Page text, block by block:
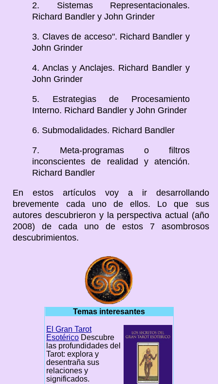
2. Sistemas Representacionales.
Richard Bandler y John Grinder
3. Claves de acceso". Richard Bandler y
John Grinder
4. Anclas y Anclajes. Richard Bandler y
John Grinder
5. Estrategias de Procesamiento
Interno. Richard Bandler y John Grinder
6. Submodalidades. Richard Bandler
7. Meta-programas o filtros
inconscientes de realidad y atención.
Richard Bandler
En estos artículos voy a ir desarrollando
brevemente cada uno de ellos. Lo que sus
autores descubrieron y la perspectiva actual (año
2008) de cada uno de estos 7 asombrosos
descubrimientos.
Temas interesantes
El Gran Tarot
EsotéricoDescubre
las profundidades del
Tarot: explora y
desentraña sus
relaciones y
significados.